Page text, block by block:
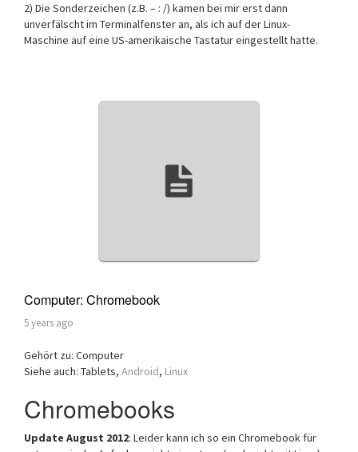
2) Die Sonderzeichen (z.B. – : /) kamen bei mir erst dann
unverfälscht im Terminalfenster an, als ich auf der Linux-
Maschine auf eine US-amerikaische Tastatur eingestellt hatte.
Computer: Chromebook
5 years ago
Gehört zu: Computer
Siehe auch: Tablets, Android, Linux
Chromebooks
Update August 2012: Leider kann ich so ein Chromebook für